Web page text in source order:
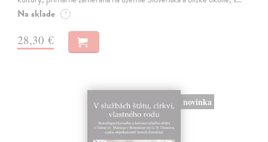
Na sklade ?
28,30 €
novinka